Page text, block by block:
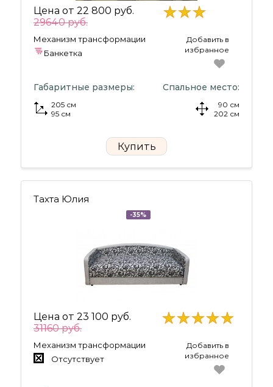
Цена от 22 800 руб.
29640 руб.
Механизм трансформации
Банкетка
Добавить в
избранное
Габаритные размеры:
205 см
95 см
Спальное место:
90 см
202 см
Купить
Тахта Юлия
-35%
Цена от 23 100 руб.
31160 руб.
Механизм трансформации
Отсутствует
Добавить в
избранное